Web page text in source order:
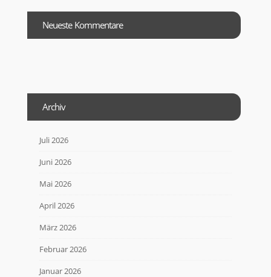
Neueste Kommentare
Archiv
Juli 2026
Juni 2026
Mai 2026
April 2026
März 2026
Februar 2026
Januar 2026